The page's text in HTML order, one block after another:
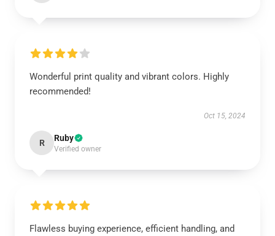
Wonderful print quality and vibrant colors. Highly
recommended!
Oct 15, 2024
R Ruby
Verified owner
Flawless buying experience, efficient handling, and